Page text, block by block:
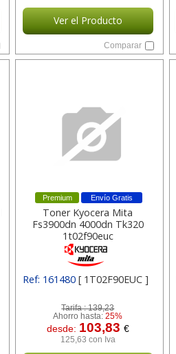
Ver el Producto
Comparar
Envío Gratis
Premium
Toner Kyocera Mita
Fs3900dn 4000dn Tk320
1t02f90euc
Ref: 161480[ 1T02F90EUC ]
Tarifa :139,23
Ahorro hasta:25%
desde: 103,83 €
125,63 con Iva